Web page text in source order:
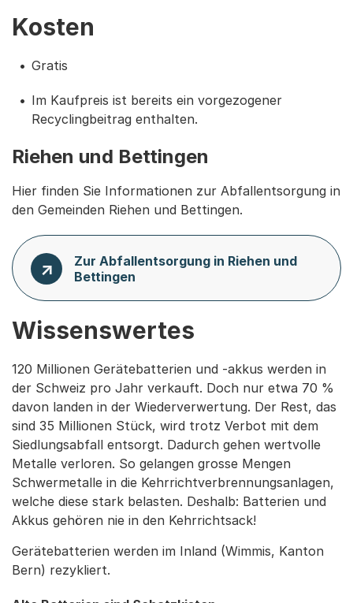
Kosten
Gratis
Im Kaufpreis ist bereits ein vorgezogener
Recyclingbeitrag enthalten.
Riehen und Bettingen
Hier finden Sie Informationen zur Abfallentsorgung in
den Gemeinden Riehen und Bettingen.
Zur Abfallentsorgung in Riehen und
Bettingen
Wissenswertes
120 Millionen Gerätebatterien und -akkus werden in
der Schweiz pro Jahr verkauft. Doch nur etwa 70 %
davon landen in der Wiederverwertung. Der Rest, das
sind 35 Millionen Stück, wird trotz Verbot mit dem
Siedlungsabfall entsorgt. Dadurch gehen wertvolle
Metalle verloren. So gelangen grosse Mengen
Schwermetalle in die Kehrrichtverbrennungsanlagen,
welche diese stark belasten. Deshalb: Batterien und
Akkus gehören nie in den Kehrrichtsack!
Gerätebatterien werden im Inland (Wimmis, Kanton
Bern) rezykliert.